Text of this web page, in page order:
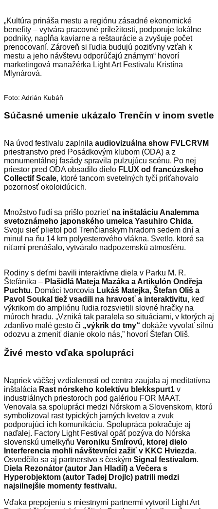
„Kultúra prináša mestu a regiónu zásadné ekonomické
benefity – vytvára pracovné príležitosti, podporuje lokálne
podniky, napĺňa kaviarne a reštaurácie a zvyšuje počet
prenocovaní. Zároveň si ľudia budujú pozitívny vzťah k
mestu a jeho návštevu odporúčajú známym“ hovorí
marketingová manažérka Light Art Festivalu Kristína
Mlynárová.
Foto: Adrián Kubáň
Súčasné umenie ukázalo Trenčín v inom svetle
Na úvod festivalu zaplnila audiovizuálna show FVLCRVM
priestranstvo pred Posádkovým klubom (ODA) a z
monumentálnej fasády spravila pulzujúcu scénu. Po nej
priestor pred ODA obsadilo dielo FLUX od francúzskeho
Collectif Scale, ktoré tancom svetelných tyčí priťahovalo
pozornosť okoloidúcich.
Množstvo ľudí sa prišlo pozrieť na inštaláciu Analemma
svetoznámeho japonského umelca Yasuhiro Chida.
Svoju sieť plietol pod Trenčianskym hradom sedem dní a
minul na ňu 14 km polyesterového vlákna. Svetlo, ktoré sa
niťami prenášalo, vytváralo nadpozemskú atmosféru.
Rodiny s deťmi bavili interaktívne diela v Parku M. R.
Štefánika – Plašidlá Mateja Mazáka a Artikulón Ondřeja
Puchtu. Domáci tvorcovia Lukáš Matejka, Štefan Oliš a
Pavol Soukal tiež vsadili na hravosť a interaktivitu, keď
výkrikom do ampliónu ľudia rozsvietili slovné hračky na
múroch hradu. „Vzniká tak paralela so situáciami, v ktorých aj
zdanlivo malé gesto či „výkrik do tmy“ dokáže vyvolať silnú
odozvu a zmeniť dianie okolo nás,” hovorí Štefan Oliš.
Živé mesto vďaka spolupráci
Napriek väčšej vzdialenosti od centra zaujala aj meditatívna
inštalácia Rast nórskeho kolektívu blekkspurt1 v
industriálnych priestoroch pod galériou FOR MAAT.
Venovala sa spolupráci medzi Nórskom a Slovenskom, ktorú
symbolizoval rast typických jarných kvetov a zvuk
podporujúci ich komunikáciu. Spolupráca pokračuje aj
naďalej. Factory Light Festival opäť pozýva do Nórska
slovenskú umelkyňu Veroniku Šmírovú, ktorej dielo
Interferencia mohli návštevníci zažiť v KKC Hviezda.
Osvedčilo sa aj partnerstvo s českým Signal festivalom.
Diela Rezonátor (autor Jan Hladil) a Večera s
Hyperobjektom (autor Tadej Drojlc) patrili medzi
najsilnejšie momenty festivalu.
Vďaka prepojeniu s miestnymi partnermi vytvoril Light Art